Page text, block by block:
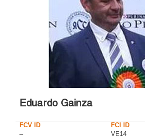
Eduardo Gainza
FCV ID
–
FCI ID
VE14